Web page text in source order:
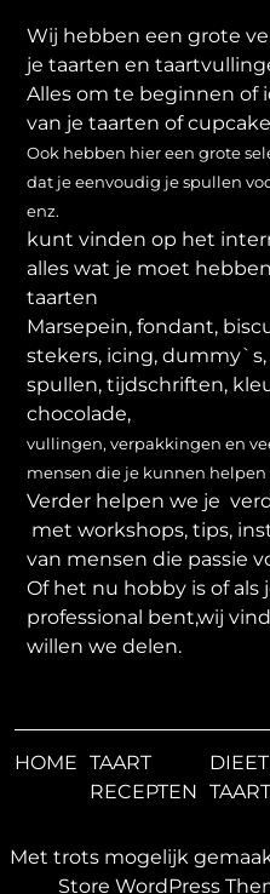
Wij hebben een grote
je taarten en
Alles om te beginnen of
van je taarten of
Ook hebben hier een grote
dat je eenvoudig je spullen
enz.
kunt vinden op het
alles wat je moet
taarten
Marsepein, fondant,
stekers, icing, dummy`s,
spullen, tijdschriften,
chocolade,
vullingen, verpakkingen en
mensen die je kunnen helpen
Verder helpen we je
met workshops, tips,
van mensen die passie
Of het nu hobby is of als
professional bent,wij
willen we delen.
HOME TAART
RECEPTEN
DIEET
Met trots mogelijk
Store WordPress